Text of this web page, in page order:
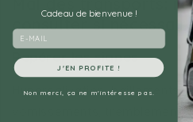
consulter si nécessaire
Repérer les signes
Hypersalivation, bâillements
vomissements,
Cadeau de bienvenue !
Email
J'EN PROFITE !
Non merci, ça ne m'intéresse pas.